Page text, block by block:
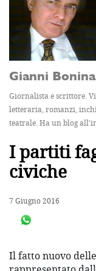
Gianni Bonina
Giornalista e scrittore.
letteraria, romanzi,
teatrale. Ha un blog
I partiti
civiche
7 Giugno 2016
Il fatto nuovo